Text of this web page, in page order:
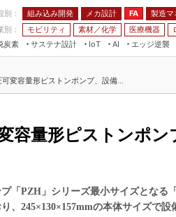
別： 組み込み開発 メカ設計 FA 製造マ
別：
モビリティ 素材／化学 医療機器
炭素
サステナ設計
IoT
AI
全
エッジ逆襲
JIMTOF
IIFES
TECHNO-FRONTIER
つながるクルマ
組み込み画像技術
組み込みモデリング
変容量形ピストンポンプ、設備...
容量形ピストンポン
「PZH」シリーズ最小サイズとなる
、245×130×157mmの本体サイズで設